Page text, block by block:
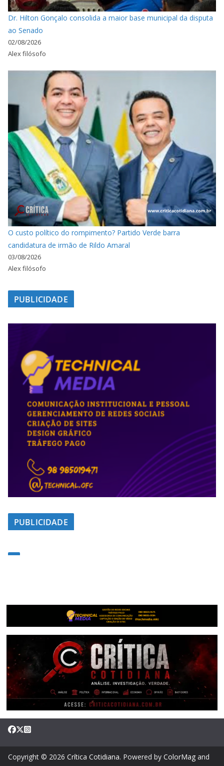
Dr. Hilton Gonçalo consolida a maior base municipal da disputa
ao Senado
02/08/2026
Alex filósofo
O custo político do rompimento? Partido Verde barra
candidatura de irmão de Rildo Amaral
03/08/2026
Alex filósofo
PUBLICIDADE
PUBLICIDADE
Copyright © 2026 Crítica Cotidiana. Powered by ColorMag and